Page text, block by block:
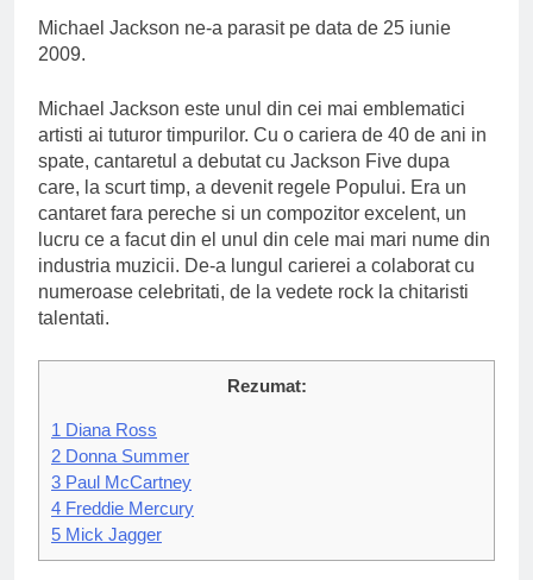
6 Ani Ago
Michael Jackson ne-a parasit pe data de 25 iunie
2009.
Michael Jackson este unul din cei mai emblematici
artisti ai tuturor timpurilor. Cu o cariera de 40 de ani in
spate, cantaretul a debutat cu Jackson Five dupa
care, la scurt timp, a devenit regele Popului. Era un
cantaret fara pereche si un compozitor excelent, un
lucru ce a facut din el unul din cele mai mari nume din
industria muzicii. De-a lungul carierei a colaborat cu
numeroase celebritati, de la vedete rock la chitaristi
talentati.
Rezumat:
1 Diana Ross
2 Donna Summer
3 Paul McCartney
4 Freddie Mercury
5 Mick Jagger